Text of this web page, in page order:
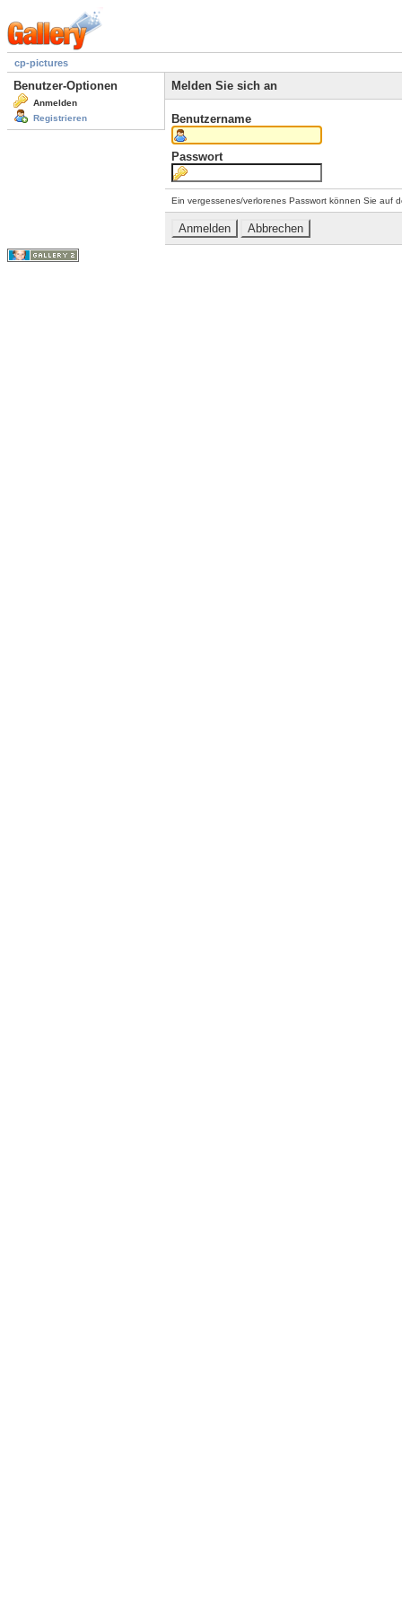
cp-pictures
Benutzer-Optionen
Anmelden
Registrieren
Melden Sie sich an
Benutzername
Passwort
Ein vergessenes/verlorenes Passwort können Sie auf